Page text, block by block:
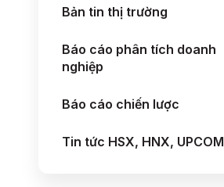
Bản tin thị trường
Báo cáo phân tích doanh
nghiệp
Báo cáo chiến lược
Tin tức HSX, HNX, UPCOM